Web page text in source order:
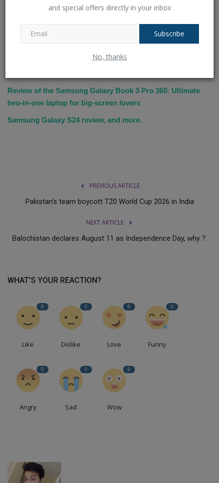
and special offers directly in your inbox
Subscribe
No, thanks
MWC2024: The Samsung Galaxy Ring is already available,
but consumers won't have an opportunity to use it for some
Review of the Samsung Galaxy Book 3 Pro 360: Ultimate
two-in-one laptop for big-screen lovers
Samsung Galaxy S24 review, and more.
PREVIOUS ARTICLE
Pakistan's team boycott T20 World Cup 2026 in India
NEXT ARTICLE
Balochistan declares August 11 as Independence Day, why ?.
WHAT'S YOUR REACTION?
8
Like
0
Dislike
8
Love
0
Funny
0
Angry
0
Sad
8
Wow